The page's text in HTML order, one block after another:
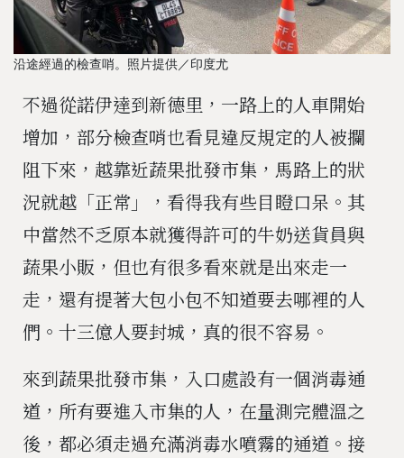
沿途經過的檢查哨。照片提供／印度尤
不過從諾伊達到新德里，一路上的人車開始
增加，部分檢查哨也看見違反規定的人被攔
阻下來，越靠近蔬果批發市集，馬路上的狀
況就越「正常」，看得我有些目瞪口呆。其
中當然不乏原本就獲得許可的牛奶送貨員與
蔬果小販，但也有很多看來就是出來走一
走，還有提著大包小包不知道要去哪裡的人
們。十三億人要封城，真的很不容易。
來到蔬果批發市集，入口處設有一個消毒通
道，所有要進入市集的人，在量測完體溫之
後，都必須走過充滿消毒水噴霧的通道。接